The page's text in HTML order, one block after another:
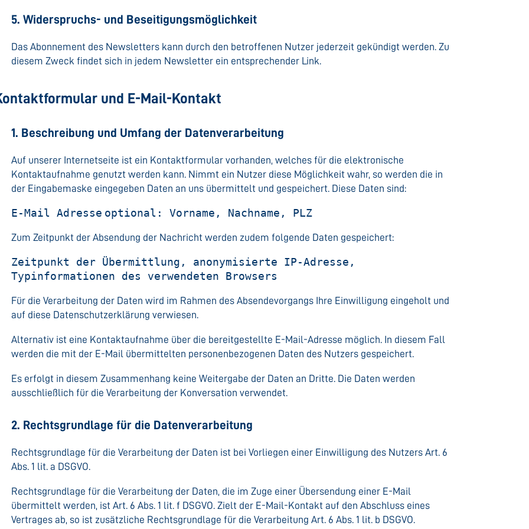
5. Widerspruchs- und Beseitigungsmöglichkeit
Das Abonnement des Newsletters kann durch den betroffenen Nutzer jederzeit gekündigt werden. Zu
diesem Zweck findet sich in jedem Newsletter ein entsprechender Link.
und E-Mail-Kontakt
1. Beschreibung und Umfang der Datenverarbeitung
Auf unserer Internetseite ist ein Kontaktformular vorhanden, welches für die elektronische
Kontaktaufnahme genutzt werden kann. Nimmt ein Nutzer diese Möglichkeit wahr, so werden die in
der Eingabemaske eingegeben Daten an uns übermittelt und gespeichert. Diese Daten sind:
E-Mail Adresse optional: Vorname, Nachname, PLZ
Zum Zeitpunkt der Absendung der Nachricht werden zudem folgende Daten gespeichert:
Zeitpunkt der Übermittlung, anonymisierte IP-Adresse,
Typinformationen des verwendeten Browsers
Für die Verarbeitung der Daten wird im Rahmen des Absendevorgangs Ihre Einwilligung eingeholt und
auf diese Datenschutzerklärung verwiesen.
Alternativ ist eine Kontaktaufnahme über die bereitgestellte E-Mail-Adresse möglich. In diesem Fall
werden die mit der E-Mail übermittelten personenbezogenen Daten des Nutzers gespeichert.
Es erfolgt in diesem Zusammenhang keine Weitergabe der Daten an Dritte. Die Daten werden
ausschließlich für die Verarbeitung der Konversation verwendet.
2. Rechtsgrundlage für die Datenverarbeitung
Rechtsgrundlage für die Verarbeitung der Daten ist bei Vorliegen einer Einwilligung des Nutzers Art. 6
Abs. 1 lit. a DSGVO.
Rechtsgrundlage für die Verarbeitung der Daten, die im Zuge einer Übersendung einer E-Mail
übermittelt werden, ist Art. 6 Abs. 1 lit. f DSGVO. Zielt der E-Mail-Kontakt auf den Abschluss eines
Vertrages ab, so ist zusätzliche Rechtsgrundlage für die Verarbeitung Art. 6 Abs. 1 lit. b DSGVO.